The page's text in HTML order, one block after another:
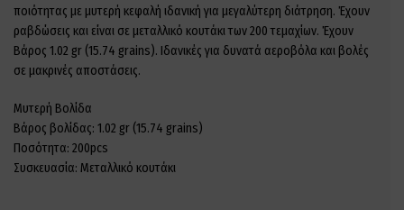
ποιότητας με μυτερή κεφαλή ιδανική για μεγαλύτερη διάτρηση. Έχουν
ραβδώσεις και είναι σε μεταλλικό κουτάκι των 200 τεμαχίων. Έχουν
Βάρος 1.02 gr (15.74 grains). Ιδανικές για δυνατά αεροβόλα και βολές
σε μακρινές αποστάσεις.
Μυτερή Βολίδα
Βάρος βολίδας: 1.02 gr (15.74 grains)
Ποσότητα: 200pcs
Συσκευασία: Μεταλλικό κουτάκι